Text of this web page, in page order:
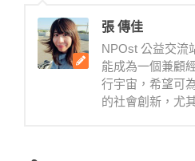
張 傳佳
NPOst 公益交流
能成為一個兼顧
行宇宙，希望可
的社會創新，尤